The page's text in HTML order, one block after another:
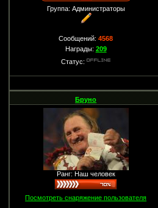
Группа: Администраторы
Сообщений:4568
Награды: 209
Статус:
Бруно
Ранг: Наш человек
Посмотреть снаряжение пользователя